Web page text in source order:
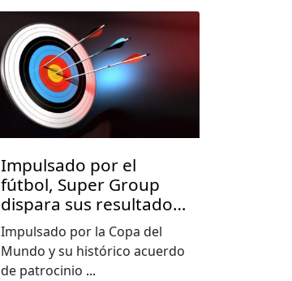
Impulsado por el
fútbol, Super Group
dispara sus resultados
en el segundo
trimestre y mejora sus
previsiones para 2026
Impulsado por la Copa del
Mundo y su histórico acuerdo
de patrocinio ...